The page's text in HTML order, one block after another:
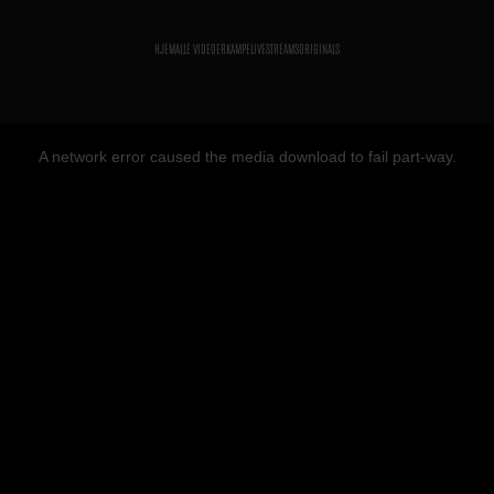
HJEMALLE VIDEOERKAMPELIVESTREAMSORIGINALS
A network error caused the media download to fail part-way.